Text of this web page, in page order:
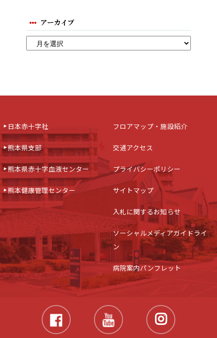
アーカイブ
日本赤十字社
熊本県支部
熊本県赤十字血液センター
熊本健康管理センター
フロアマップ・施設紹介
交通アクセス
プライバシーポリシー
サイトマップ
入札に関するお知らせ
ソーシャルメディアガイドライ
ン
病院案内パンフレット